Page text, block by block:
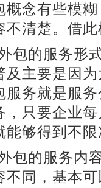
概念有些模
不清楚。借
的服务形
及主要是因
服务就是服
，只要企业
能够得到不
的服务内
不同，基本